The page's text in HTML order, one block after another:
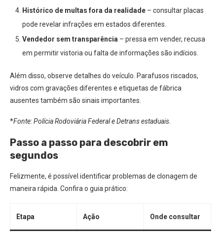
Histórico de multas fora da realidade – consultar placas
pode revelar infrações em estados diferentes.
Vendedor sem transparência – pressa em vender, recusa
em permitir vistoria ou falta de informações são indícios.
Além disso, observe detalhes do veículo. Parafusos riscados,
vidros com gravações diferentes e etiquetas de fábrica
ausentes também são sinais importantes.
*Fonte: Polícia Rodoviária Federal e Detrans estaduais.
Passo a passo para descobrir em
segundos
Felizmente, é possível identificar problemas de clonagem de
maneira rápida. Confira o guia prático:
Etapa Ação Onde consultar